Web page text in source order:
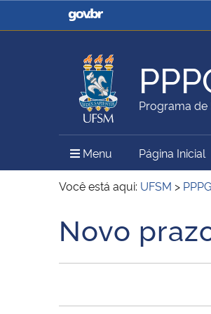
Casa Civil
Ministério da Agricultura,
Pecuária e Abastecimento
Ministério do Meio Ambiente
Secretaria de Governo
Programa de
Menu Menu Principal
Página Inicial
Você está aqui: UFSM > PPPG
Início do conteúdo
Novo